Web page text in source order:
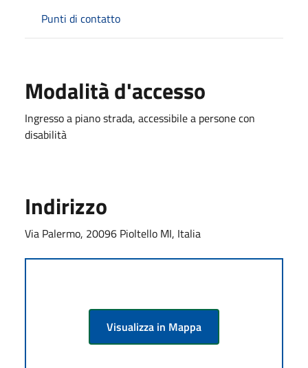
Punti di contatto
Modalità d'accesso
Ingresso a piano strada, accessibile a persone con
disabilità
Indirizzo
Via Palermo, 20096 Pioltello MI, Italia
Visualizza in Mappa